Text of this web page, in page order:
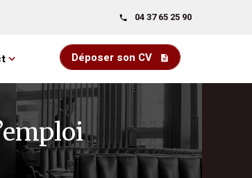
04 37 65 25 90
Déposer son CV